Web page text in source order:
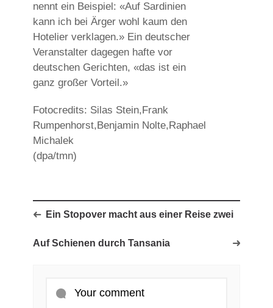
nennt ein Beispiel: «Auf Sardinien
kann ich bei Ärger wohl kaum den
Hotelier verklagen.» Ein deutscher
Veranstalter dagegen hafte vor
deutschen Gerichten, «das ist ein
ganz großer Vorteil.»
Fotocredits: Silas Stein,Frank
Rumpenhorst,Benjamin Nolte,Raphael
Michalek
(dpa/tmn)
Ein Stopover macht aus einer Reise zwei
Auf Schienen durch Tansania